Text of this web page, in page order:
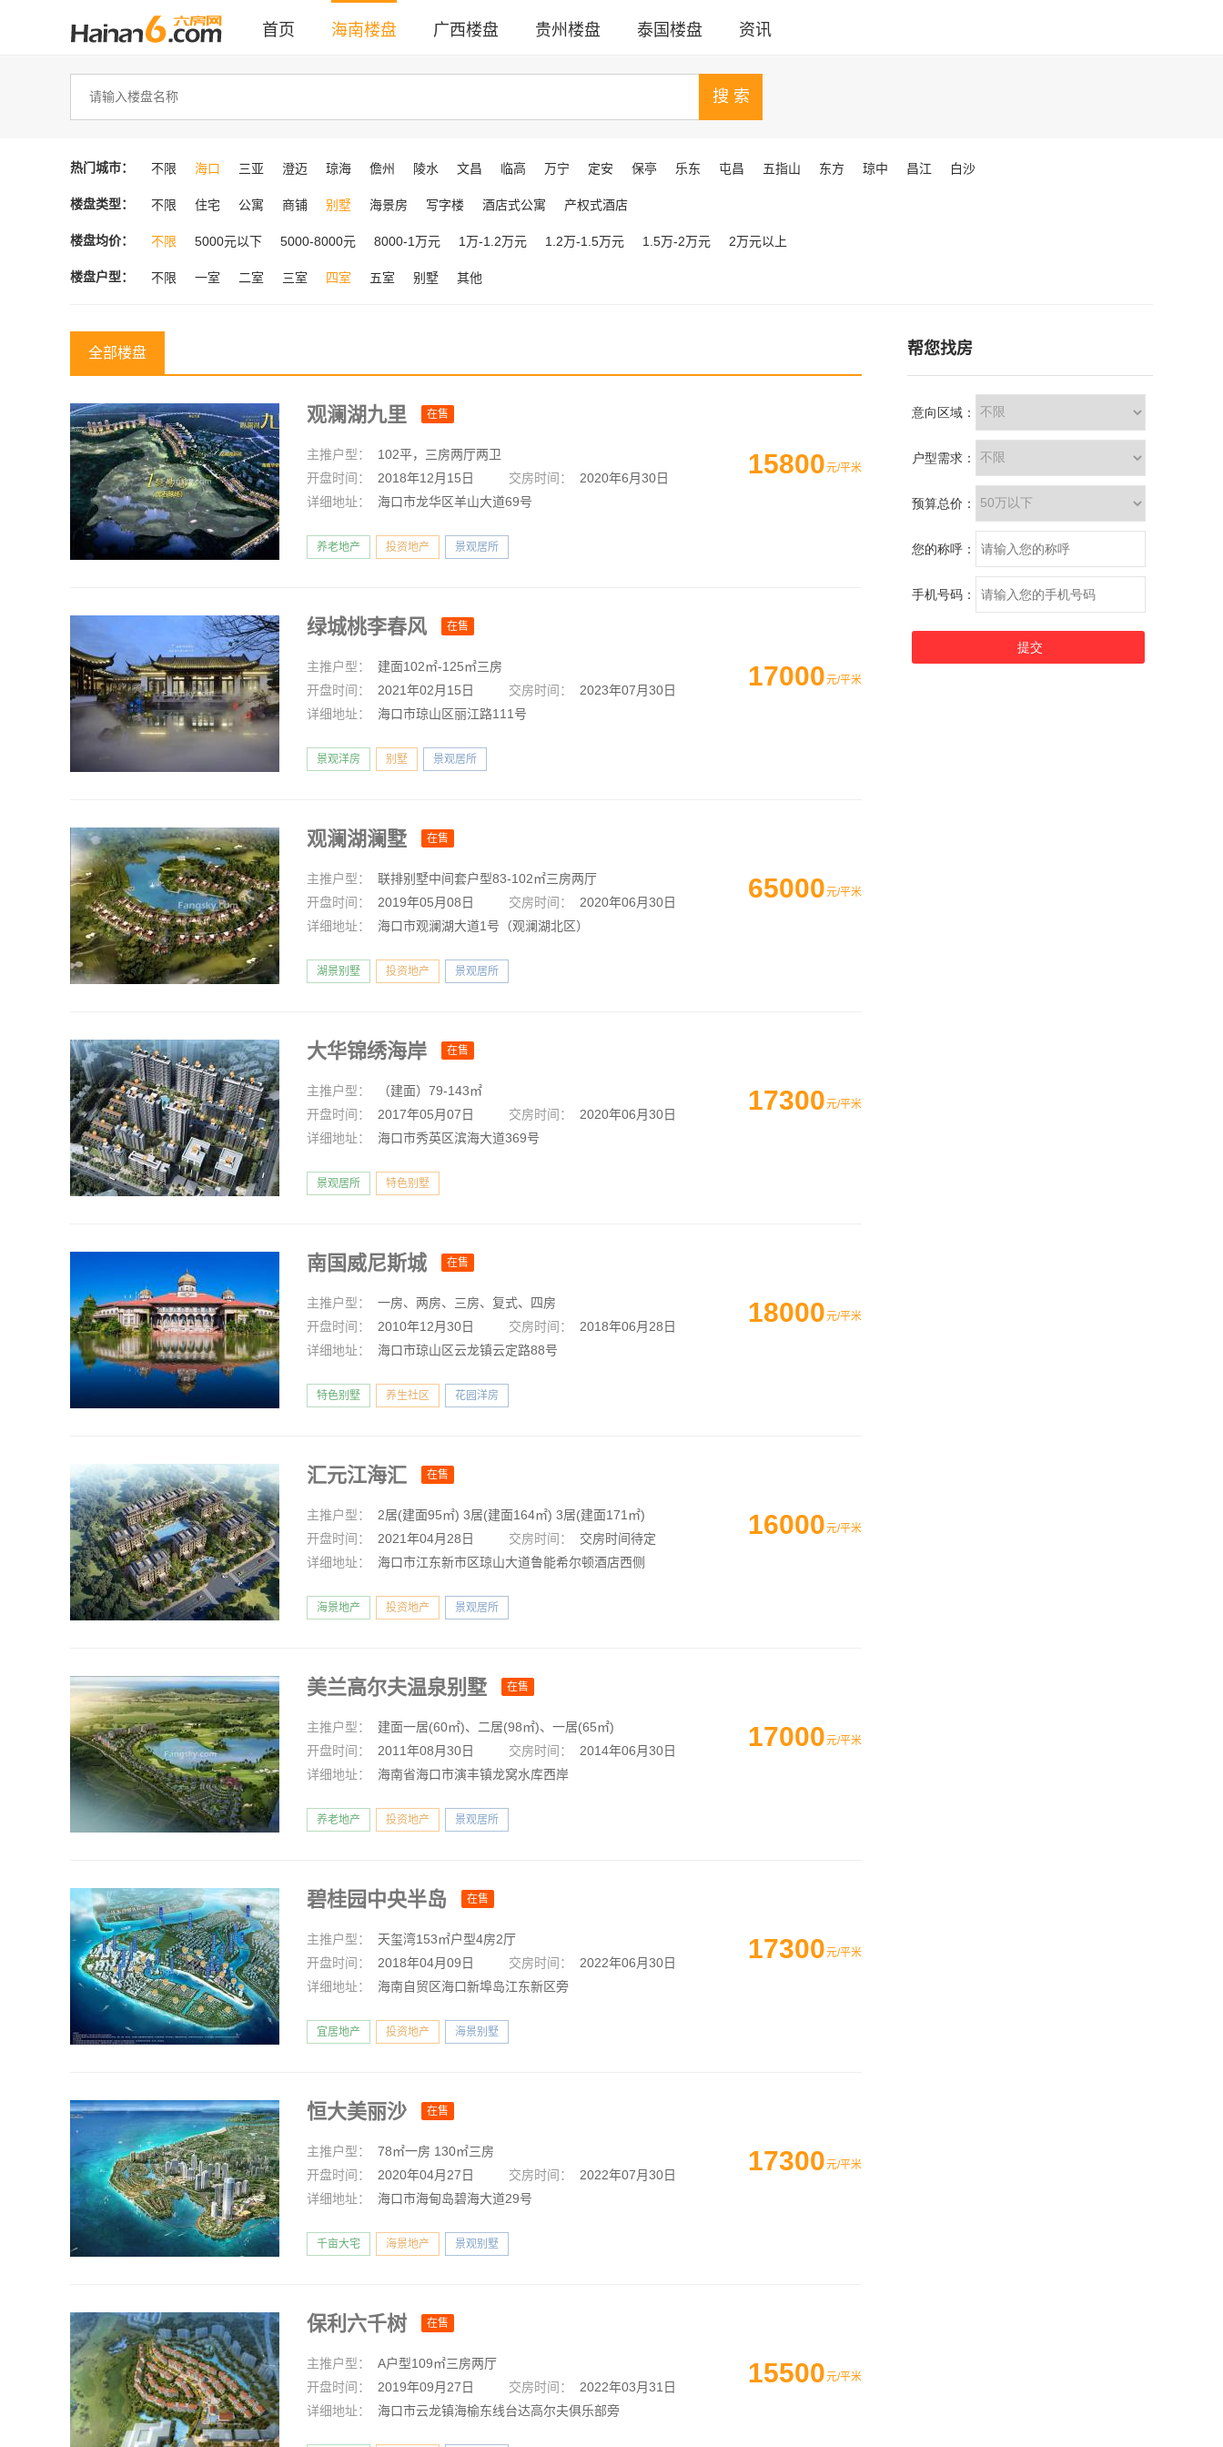
首页 海南楼盘 广西楼盘 贵州楼盘 泰国楼盘 资讯
热门城市： 不限 海口 三亚 澄迈 琼海 儋州 陵水 文昌 临高 万宁 定安 保亭 乐东 屯昌 五指山 东方 琼中 昌江 白沙
楼盘类型： 不限 住宅 公寓 商铺 别墅 海景房 写字楼 酒店式公寓 产权式酒店
楼盘均价： 不限 5000元以下 5000-8000元 8000-1万元 1万-1.2万元 1.2万-1.5万元 1.5万-2万元 2万元以上
楼盘户型： 不限 一室 二室 三室 四室 五室 别墅 其他
全部楼盘
观澜湖九里 在售
主推户型：
102平，三房两厅两卫
开盘时间：
2018年12月15日 交房时间：
2020年6月30日
详细地址：
海口市龙华区羊山大道69号
养老地产 投资地产 景观居所
15800元/平米
绿城桃李春风 在售
主推户型：
建面102㎡-125㎡三房
开盘时间：
2021年02月15日 交房时间：
2023年07月30日
详细地址：
海口市琼山区丽江路111号
景观洋房 别墅 景观居所
17000元/平米
观澜湖澜墅 在售
主推户型：
联排别墅中间套户型83-102㎡三房两厅
开盘时间：
2019年05月08日 交房时间：
2020年06月30日
详细地址：
海口市观澜湖大道1号（观澜湖北区）
湖景别墅 投资地产 景观居所
65000元/平米
大华锦绣海岸 在售
主推户型：
（建面）79-143㎡
开盘时间：
2017年05月07日 交房时间：
2020年06月30日
详细地址：
海口市秀英区滨海大道369号
景观居所 特色别墅
17300元/平米
南国威尼斯城 在售
主推户型：
一房、两房、三房、复式、四房
开盘时间：
2010年12月30日 交房时间：
2018年06月28日
详细地址：
海口市琼山区云龙镇云定路88号
特色别墅 养生社区 花园洋房
18000元/平米
汇元江海汇 在售
主推户型：
2居(建面95㎡) 3居(建面164㎡) 3居(建面171㎡)
开盘时间：
2021年04月28日 交房时间：
交房时间待定
详细地址：
海口市江东新市区琼山大道鲁能希尔顿酒店西侧
海景地产 投资地产 景观居所
16000元/平米
美兰高尔夫温泉别墅 在售
主推户型：
建面一居(60㎡)、二居(98㎡)、一居(65㎡)
开盘时间：
2011年08月30日 交房时间：
2014年06月30日
详细地址：
海南省海口市演丰镇龙窝水库西岸
养老地产 投资地产 景观居所
17000元/平米
碧桂园中央半岛 在售
主推户型：
天玺湾153㎡户型4房2厅
开盘时间：
2018年04月09日 交房时间：
2022年06月30日
详细地址：
海南自贸区海口新埠岛江东新区旁
宜居地产 投资地产 海景别墅
17300元/平米
恒大美丽沙 在售
主推户型：
78㎡一房 130㎡三房
开盘时间：
2020年04月27日 交房时间：
2022年07月30日
详细地址：
海口市海甸岛碧海大道29号
千亩大宅 海景地产 景观别墅
17300元/平米
保利六千树 在售
主推户型：
A户型109㎡三房两厅
开盘时间：
2019年09月27日 交房时间：
2022年03月31日
详细地址：
海口市云龙镇海榆东线台达高尔夫俱乐部旁
15500元/平米
帮您找房